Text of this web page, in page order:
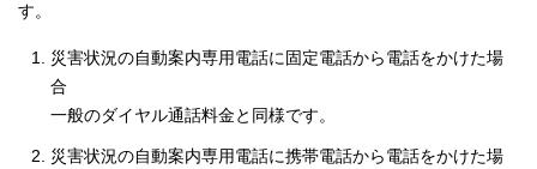
す。
災害状況の自動案内専用電話に固定電話から電話をかけた場
合
一般のダイヤル通話料金と同様です。
災害状況の自動案内専用電話に携帯電話から電話をかけた場